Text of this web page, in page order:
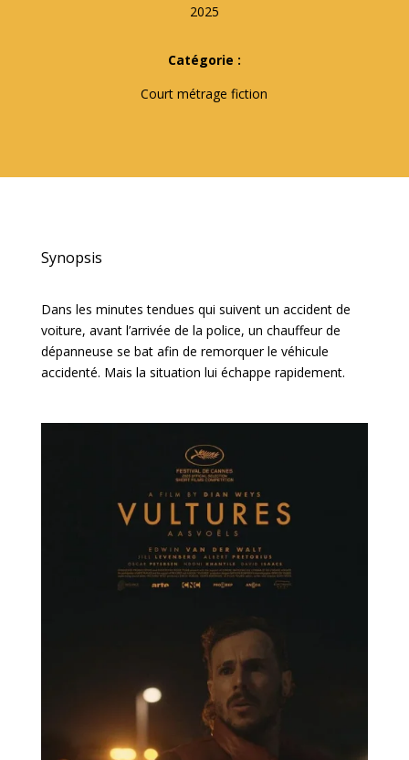
2025
Catégorie :
Court métrage fiction
Synopsis
Dans les minutes tendues qui suivent un accident de
voiture, avant l’arrivée de la police, un chauffeur de
dépanneuse se bat afin de remorquer le véhicule
accidenté. Mais la situation lui échappe rapidement.